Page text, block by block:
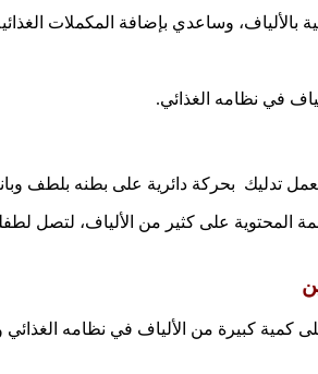
بالألياف، وساعدي بإضافة المكملات
في نظامه الغذائي.
تدليك بحركة دائرية على بطنه بلطف
المحتوية على كثير من الألياف،
كبيرة من الألياف في نظامه الغذائي